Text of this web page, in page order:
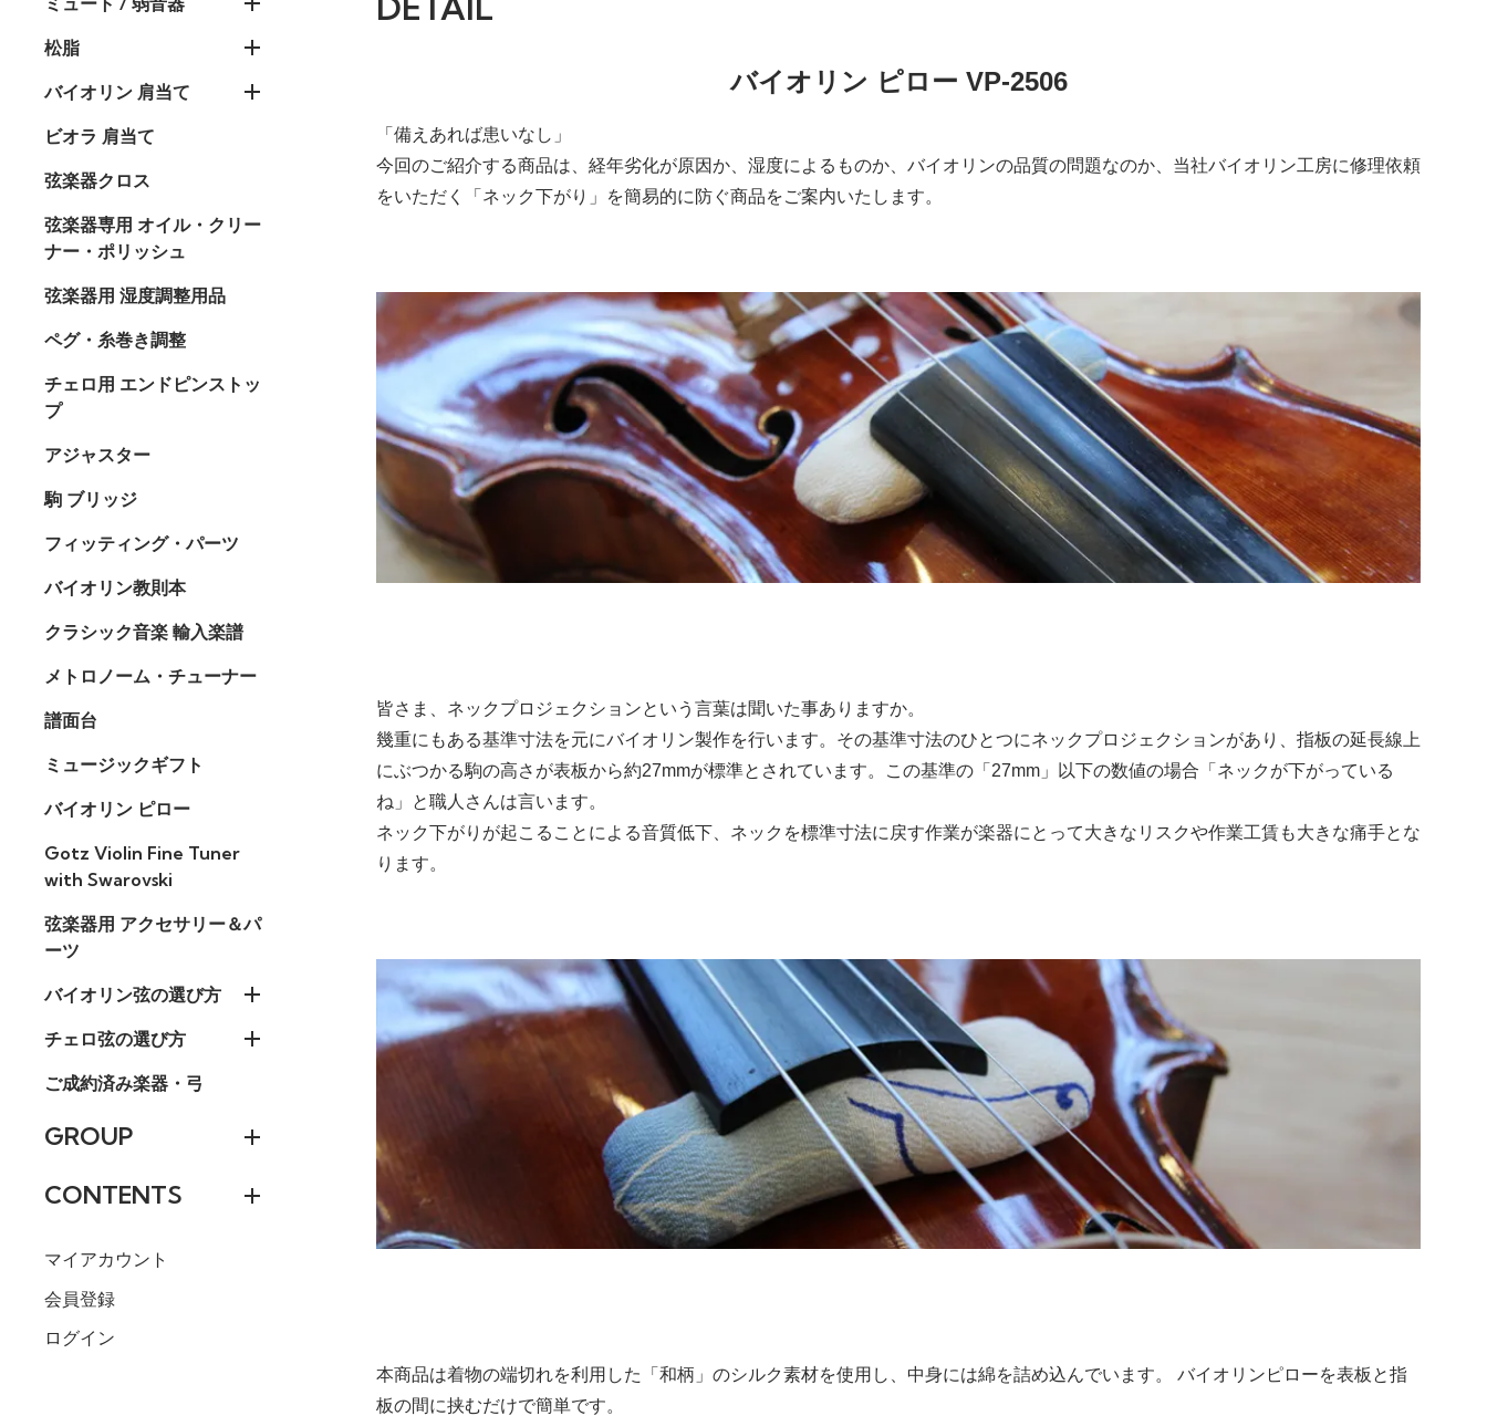
松脂
バイオリン 肩当て
ビオラ 肩当て
弦楽器クロス
弦楽器専用 オイル・クリー
ナー・ポリッシュ
弦楽器用 湿度調整用品
ペグ・糸巻き調整
チェロ用 エンドピンストッ
プ
アジャスター
駒 ブリッジ
フィッティング・パーツ
バイオリン教則本
クラシック音楽 輸入楽譜
メトロノーム・チューナー
譜面台
ミュージックギフト
バイオリン ピロー
Gotz Violin Fine Tuner
with Swarovski
弦楽器用 アクセサリー＆パ
ーツ
バイオリン弦の選び方
チェロ弦の選び方
ご成約済み楽器・弓
GROUP
CONTENTS
マイアカウント
会員登録
ログイン
バイオリン ピロー VP-2506
「備えあれば患いなし」
今回のご紹介する商品は、経年劣化が原因か、湿度によるものか、バイオリンの品質の問題なのか、当社バイオリン工房に修理依頼
をいただく「ネック下がり」を簡易的に防ぐ商品をご案内いたします。
皆さま、ネックプロジェクションという言葉は聞いた事ありますか。
幾重にもある基準寸法を元にバイオリン製作を行います。その基準寸法のひとつにネックプロジェクションがあり、指板の延長線上
にぶつかる駒の高さが表板から約27mmが標準とされています。この基準の「27mm」以下の数値の場合「ネックが下がっている
ね」と職人さんは言います。
ネック下がりが起こることによる音質低下、ネックを標準寸法に戻す作業が楽器にとって大きなリスクや作業工賃も大きな痛手とな
ります。
本商品は着物の端切れを利用した「和柄」のシルク素材を使用し、中身には綿を詰め込んでいます。 バイオリンピローを表板と指
板の間に挟むだけで簡単です。